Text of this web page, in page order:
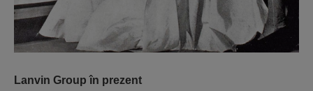
Lanvin Group în prezent